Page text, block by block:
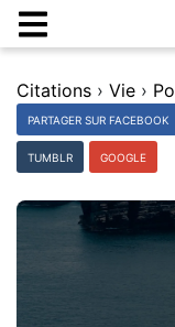
Citations › Vie ›
PARTAGER SUR FACEBOOK
TUMBLR GOOGLE